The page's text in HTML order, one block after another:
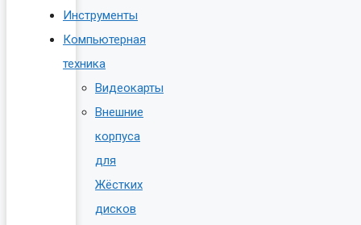
Инструменты
Компьютерная
техника
Видеокарты
Внешние
корпуса
для
Жёстких
дисков